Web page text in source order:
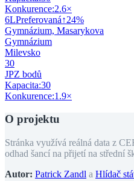
Konkurence:2.6×
6LPreferovaná↑24%
Gymnázium, Masarykova
Gymnázium
Milevsko
30
JPZ bodů
Kapacita:30
Konkurence:1.9×
O projektu
Stránka využívá reálná data z
odhad šancí na přijetí na střední
Autor: Patrick Zandl a Hlídač